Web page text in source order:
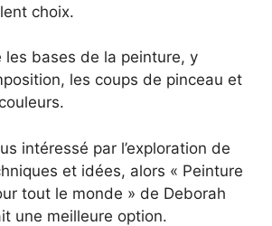
choix.
les bases de la peinture, y
les coups de pinceau et
intéressé par l’exploration de
et idées, alors « Peinture
tout le monde » de Deborah
une meilleure option.